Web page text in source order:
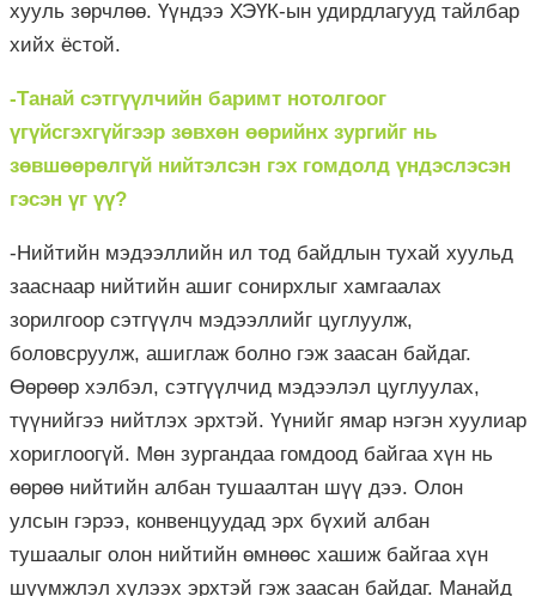
хууль зөрчлөө. Үүндээ ХЭҮК-ын удирдлагууд тайлбар
хийх ёстой.
-Танай сэтгүүлчийн баримт нотолгоог
үгүйсгэхгүйгээр зөвхөн өөрийнх зургийг нь
зөвшөөрөлгүй нийтэлсэн гэх гомдолд үндэслэсэн
гэсэн үг үү?
-Нийтийн мэдээллийн ил тод байдлын тухай хуульд
зааснаар нийтийн ашиг сонирхлыг хамгаалах
зорилгоор сэтгүүлч мэдээллийг цуглуулж,
боловсруулж, ашиглаж болно гэж заасан байдаг.
Өөрөөр хэлбэл, сэтгүүлчид мэдээлэл цуглуулах,
түүнийгээ нийтлэх эрхтэй. Үүнийг ямар нэгэн хуулиар
хориглоогүй. Мөн зургандаа гомдоод байгаа хүн нь
өөрөө нийтийн албан тушаалтан шүү дээ. Олон
улсын гэрээ, конвенцуудад эрх бүхий албан
тушаалыг олон нийтийн өмнөөс хашиж байгаа хүн
шүүмжлэл хүлээх эрхтэй гэж заасан байдаг. Манайд